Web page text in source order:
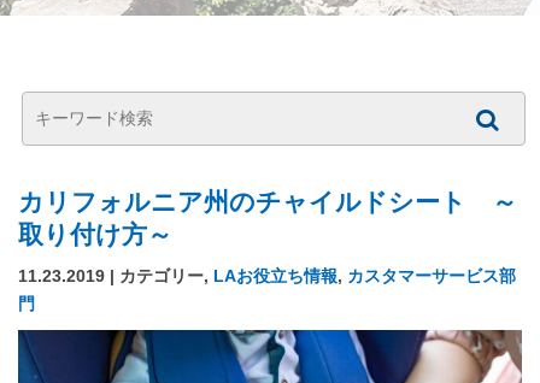
カリフォルニア州のチャイルドシート ～
取り付け方～
11.23.2019 | カテゴリー, LAお役立ち情報, カスタマーサービス部
門